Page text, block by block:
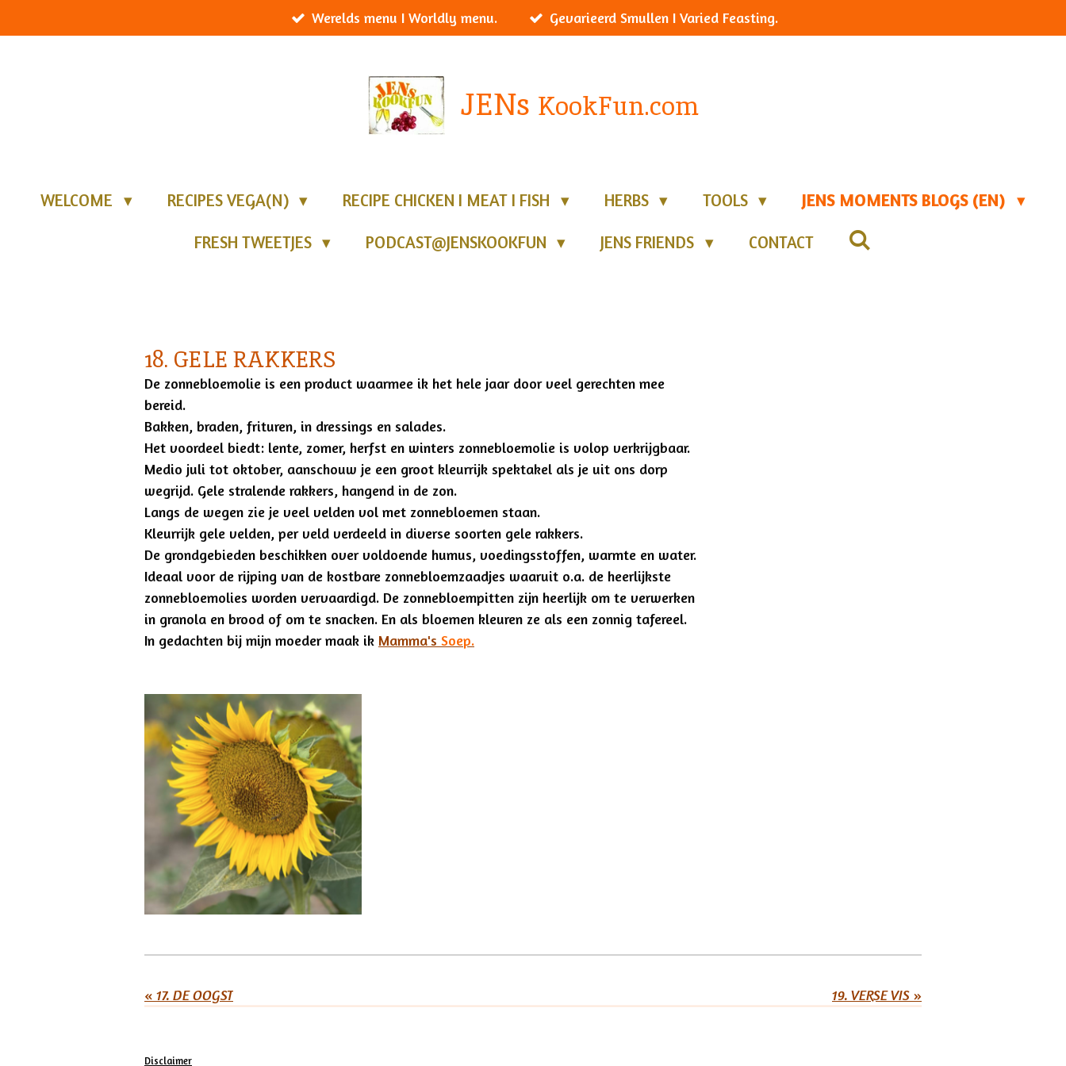
direct
Werelds menu I Worldly menu. Gevarieerd Smullen I Varied Feasting.
JENs KookFun.com
WELCOME RECIPES VEGA(N) RECIPE CHICKEN I MEAT I FISH HERBS TOOLS JENS MOMENTS BLOGS (EN)
FRESH TWEETJES PODCAST@JENSKOOKFUN JENS FRIENDS CONTACT
18. GELE RAKKERS
De zonnebloemolie is een product waarmee ik het hele jaar door veel gerechten mee
bereid.
Bakken, braden, frituren, in dressings en salades.
Het voordeel biedt: lente, zomer, herfst en winters zonnebloemolie is volop verkrijgbaar.
Medio juli tot oktober, aanschouw je een groot kleurrijk spektakel als je uit ons dorp
wegrijd. Gele stralende rakkers, hangend in de zon.
Langs de wegen zie je veel velden vol met zonnebloemen staan.
Kleurrijk gele velden, per veld verdeeld in diverse soorten gele rakkers.
De grondgebieden beschikken over voldoende humus, voedingsstoffen, warmte en water.
Ideaal voor de rijping van de kostbare zonnebloemzaadjes waaruit o.a. de heerlijkste
zonnebloemolies worden vervaardigd. De zonnebloempitten zijn heerlijk om te verwerken
in granola en brood of om te snacken. En als bloemen kleuren ze als een zonnig tafereel.
In gedachten bij mijn moeder maak ik Mamma's Soep.
« 17. DE OOGST 19. VERSE VIS »
Disclaimer